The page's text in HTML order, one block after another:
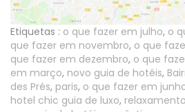
Etiquetas : o que fazer em julho, o
que fazer em novembro, o que
que fazer em dezembro, o que
em março, novo guia de hotéis,
des Prés, paris, o que fazer em
hotel chic guia de luxo,